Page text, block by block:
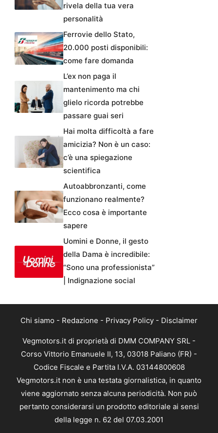
rivela della tua vera
personalità
Ferrovie dello Stato,
20.000 posti disponibili:
come fare domanda
L’ex non paga il
mantenimento ma chi
glielo ricorda potrebbe
passare guai seri
Hai molta difficoltà a fare
amicizia? Non è un caso:
c’è una spiegazione
scientifica
Autoabbronzanti, come
funzionano realmente?
Ecco cosa è importante
sapere
Uomini e Donne, il gesto
della Dama è incredibile:
“Sono una professionista”
| Indignazione social
Chi siamo - Redazione - Privacy Policy - Disclaimer
Vegmotors.it di proprietà di DMM COMPANY SRL -
Corso Vittorio Emanuele II, 13, 03018 Paliano (FR) -
Codice Fiscale e Partita I.V.A. 03144800608
Vegmotors.it non è una testata giornalistica, in quanto
viene aggiornato senza alcuna periodicità. Non può
pertanto considerarsi un prodotto editoriale ai sensi
della legge n. 62 del 07.03.2001